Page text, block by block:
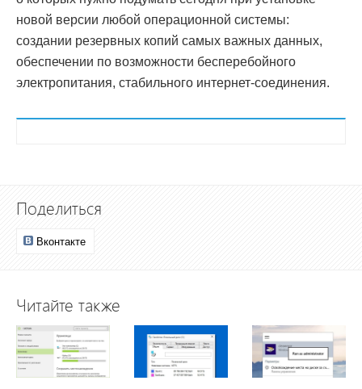
новой версии любой операционной системы:
создании резервных копий самых важных данных,
обеспечении по возможности бесперебойного
электропитания, стабильного интернет-соединения.
Поделиться
Вконтакте
Читайте также